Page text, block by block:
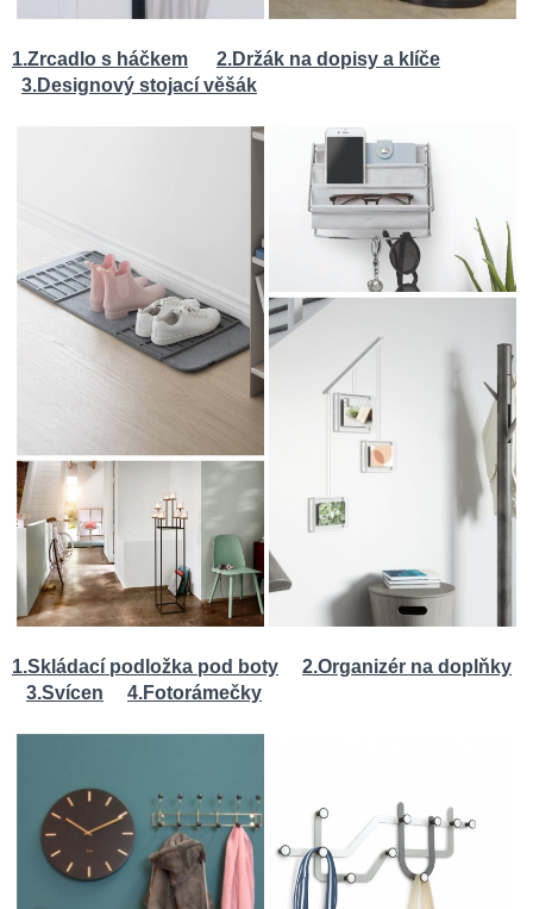
1.Zrcadlo s háčkem 2.Držák na dopisy a klíče
3.Designový stojací věšák
1.Skládací podložka pod boty 2.Organizér na doplňky
3.Svícen
4.Fotorámečky